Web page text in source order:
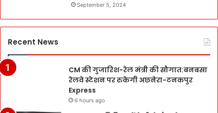
September 5, 2024
Recent News
CM की गुजारिश-रेल मंत्री की सौगात:बनबसा
रेलवे स्टेशन पर रुकेगी अछनेरा-टनकपुर
Express
6 hours ago